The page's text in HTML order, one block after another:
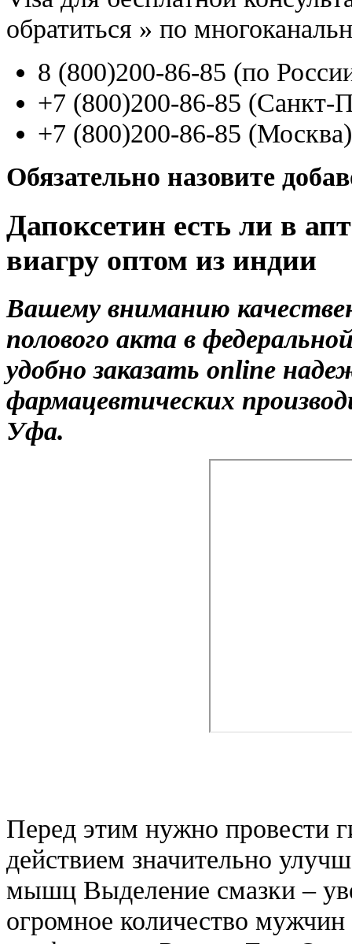
обратиться » по
8 (800)200-86-85 (по
+7 (800)200-86-85 (Санкт-
+7 (800)200-86-85 (Москва)
Обязательно назовите
Дапоксетин есть ли в
виагру оптом из индии
Вашему вниманию
полового акта в
удобно заказать online
фармацевтических
Уфа.
Перед этим нужно провести
действием значительно
мышц Выделение смазки –
огромное количество